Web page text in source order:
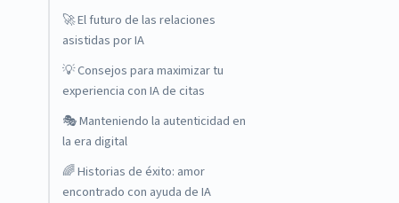
🚀 El futuro de las relaciones
asistidas por IA
💡 Consejos para maximizar tu
experiencia con IA de citas
🎭 Manteniendo la autenticidad en
la era digital
🌈 Historias de éxito: amor
encontrado con ayuda de IA